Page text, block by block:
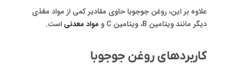
علاوه بر این، روغن جوجوبا حاوی مقادیر کمی از مواد مغذی
دیگر مانند ویتامین B، ویتامین C و
مواد معدنی است.
کاربردهای روغن جوجوبا